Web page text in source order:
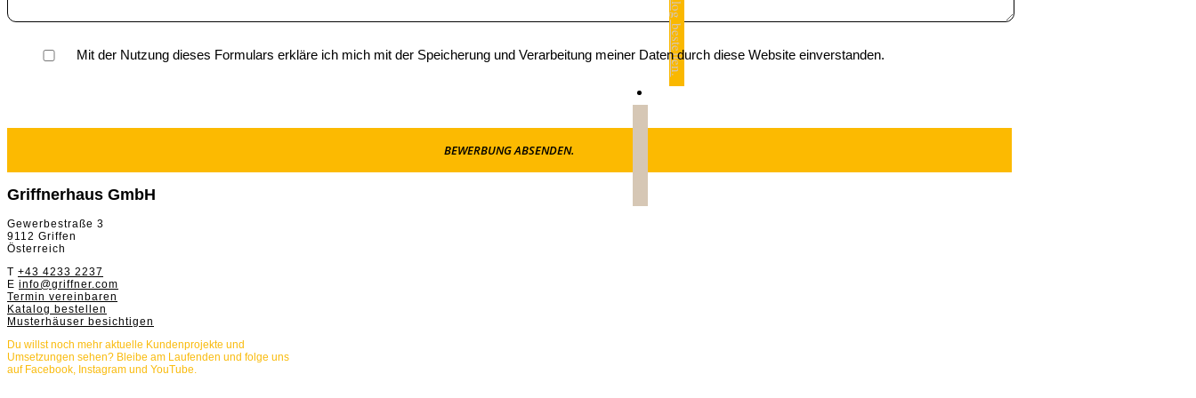
Mit der Nutzung dieses Formulars erkläre ich mich mit der Speicherung und Verarbeitung meiner Daten durch diese Website einverstanden.
Griffnerhaus GmbH
Gewerbestraße 3
9112 Griffen
Österreich
T +43 4233 2237
E info@griffner.com
Termin vereinbaren
Katalog bestellen
Musterhäuser besichtigen
Du willst noch mehr aktuelle Kundenprojekte und
Umsetzungen sehen? Bleibe am Laufenden und folge uns
auf Facebook, Instagram und YouTube.
Katalog bestellen.
Jetzt anfragen.